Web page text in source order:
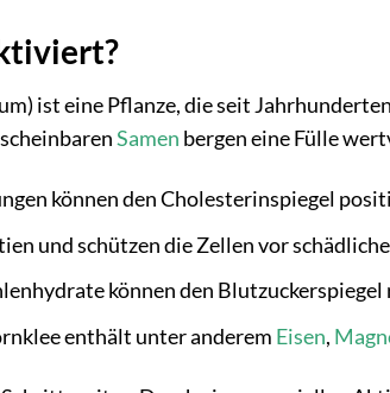
ist eine Pflanze, die seit
Samen bergen eine Fülle
können den Cholesterinspiegel
und schützen die Zellen vor
können den
enthält unter anderem Eisen,